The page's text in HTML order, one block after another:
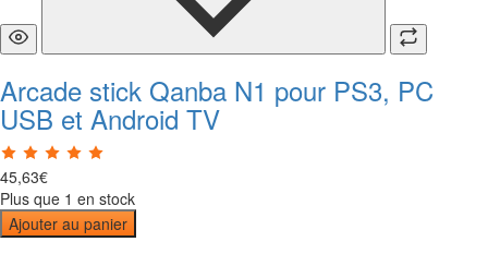
Arcade stick Qanba N1 pour PS3, PC
USB et Android TV
45,63€
Plus que 1 en stock
Ajouter au panier